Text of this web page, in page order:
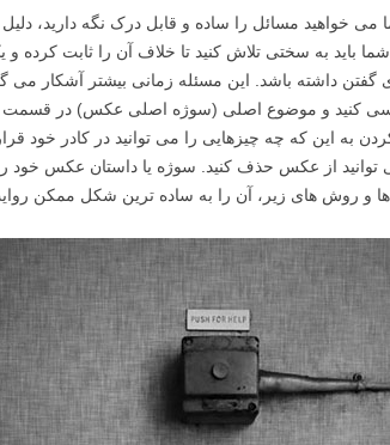
می خواهید مسائل را ساده و قابل درک نگه دارید،
باید به سختی تلاش کنید تا خلاف آن را ثابت کرده و
گفتن داشته باشد. این مسئله زمانی بیشتر آشکار
کنید و موضوع اصلی (سوژه اصلی عکس) در قسمت
به این که چه چیزهایی را می توانید در کادر خود
توانید از عکس حذف کنید. سوژه یا داستان عکس
و روش های زیر، آن را به ساده ترین شکل ممکن